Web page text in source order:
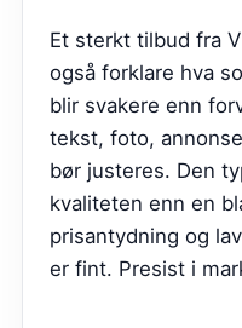
Et sterkt tilbud fra
også forklare hva
blir svakere enn
tekst, foto,
bør justeres. Den
kvaliteten enn en
prisantydning og
er fint. Presist i